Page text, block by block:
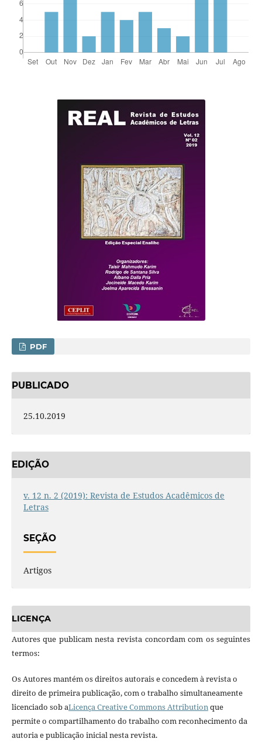
PDF
PUBLICADO
25.10.2019
EDIÇÃO
v. 12 n. 2 (2019): Revista de Estudos Acadêmicos de
Letras
SEÇÃO
Artigos
LICENÇA
Autores que publicam nesta revista concordam com os seguintes
termos:
Os Autores mantém os direitos autorais e concedem à revista o
direito de primeira publicação, com o trabalho simultaneamente
licenciado sob aLicença Creative Commons Attributionque
permite o compartilhamento do trabalho com reconhecimento da
autoria e publicação inicial nesta revista.